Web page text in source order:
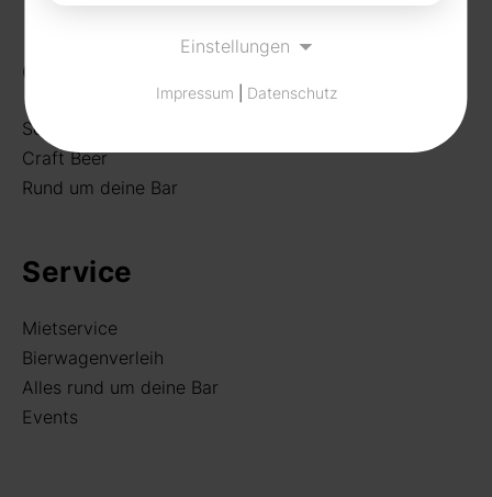
Getränke
Sortiment
Craft Beer
Rund um deine Bar
Service
Mietservice
Bierwagenverleih
Alles rund um deine Bar
Events
Einstellungen
Impressum Datenschutz